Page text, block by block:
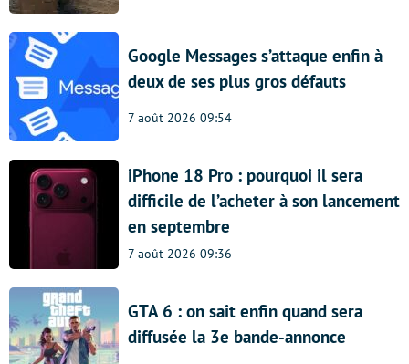
Google Messages s’attaque enfin à
deux de ses plus gros défauts
7 août 2026 09:54
iPhone 18 Pro : pourquoi il sera
difficile de l’acheter à son lancement
en septembre
7 août 2026 09:36
GTA 6 : on sait enfin quand sera
diffusée la 3e bande-annonce